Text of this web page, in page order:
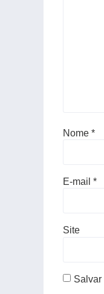
Nome *
E-mail *
Site
Salvar